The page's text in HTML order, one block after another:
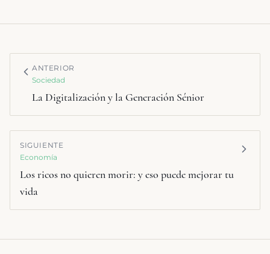
ANTERIOR
Sociedad
La Digitalización y la Generación Sénior
SIGUIENTE
Economía
Los ricos no quieren morir: y eso puede mejorar tu
vida